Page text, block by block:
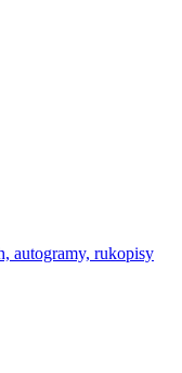
autogramy, rukopisy